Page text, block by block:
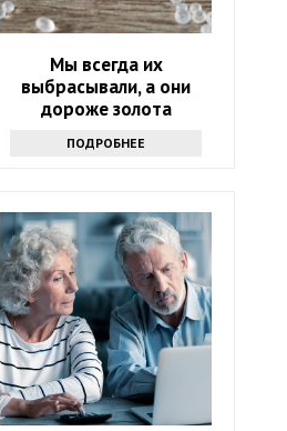
Мы всегда их
выбрасывали, а они
дороже золота
ПОДРОБНЕЕ